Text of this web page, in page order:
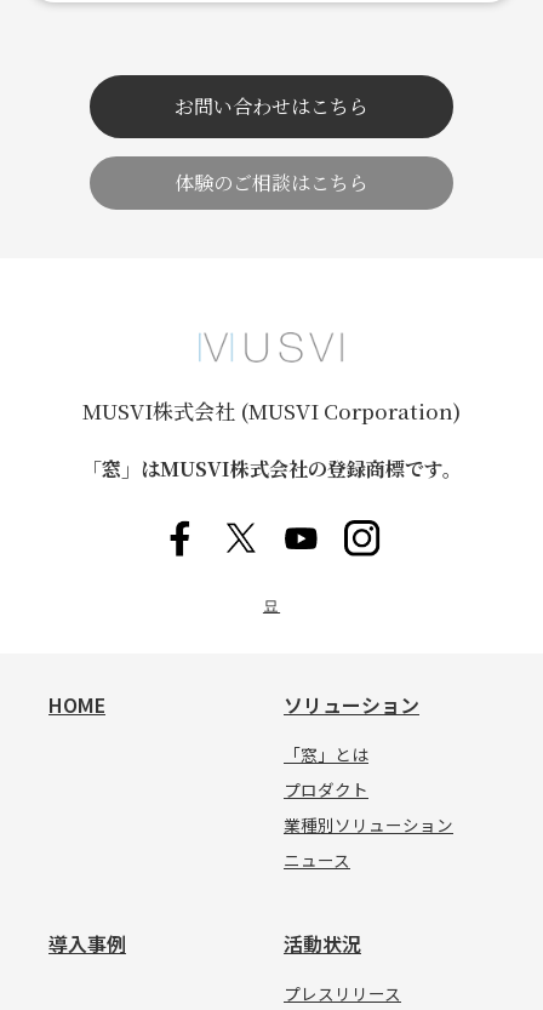
お問い合わせはこちら
体験のご相談はこちら
MUSVI株式会社 (MUSVI Corporation)
「窓」はMUSVI株式会社の登録商標です。
묘
HOME ソリューション
「窓」とは
プロダクト
業種別ソリューション
ニュース
導入事例 活動状況
プレスリリース